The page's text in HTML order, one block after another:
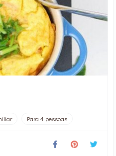
Para 4 pessoas